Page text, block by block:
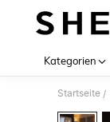
Kategorien
Startseite /